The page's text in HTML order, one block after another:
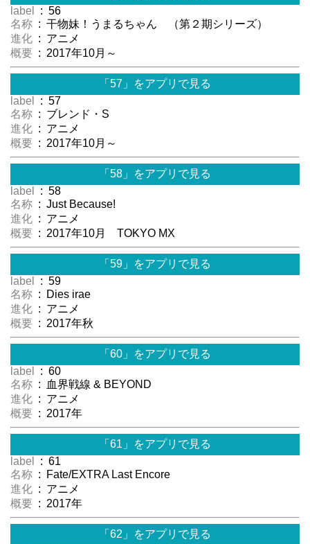
label
: 56
名称 : 干物妹！うまるちゃん （第２期シリーズ）
進化 : アニメ
概要 : 2017年10月～
「57」をアプリで見る
label
: 57
名称 : ブレンド・S
進化 : アニメ
概要 : 2017年10月～
「58」をアプリで見る
label
: 58
名称 : Just Because!
進化 : アニメ
概要 : 2017年10月 TOKYO MX
「59」をアプリで見る
label
: 59
名称 : Dies irae
進化 : アニメ
概要 : 2017年秋
「60」をアプリで見る
label
: 60
名称 : 血界戦線 & BEYOND
進化 : アニメ
概要 : 2017年
「61」をアプリで見る
label
: 61
名称 : Fate/EXTRA Last Encore
進化 : アニメ
概要 : 2017年
「62」をアプリで見る